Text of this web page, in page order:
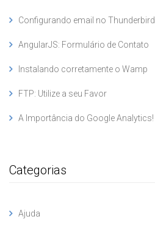
Configurando email no Thunderbird
AngularJS: Formulário de Contato
Instalando corretamente o Wamp
FTP: Utilize a seu Favor
A Importância do Google Analytics!
Categorias
Ajuda